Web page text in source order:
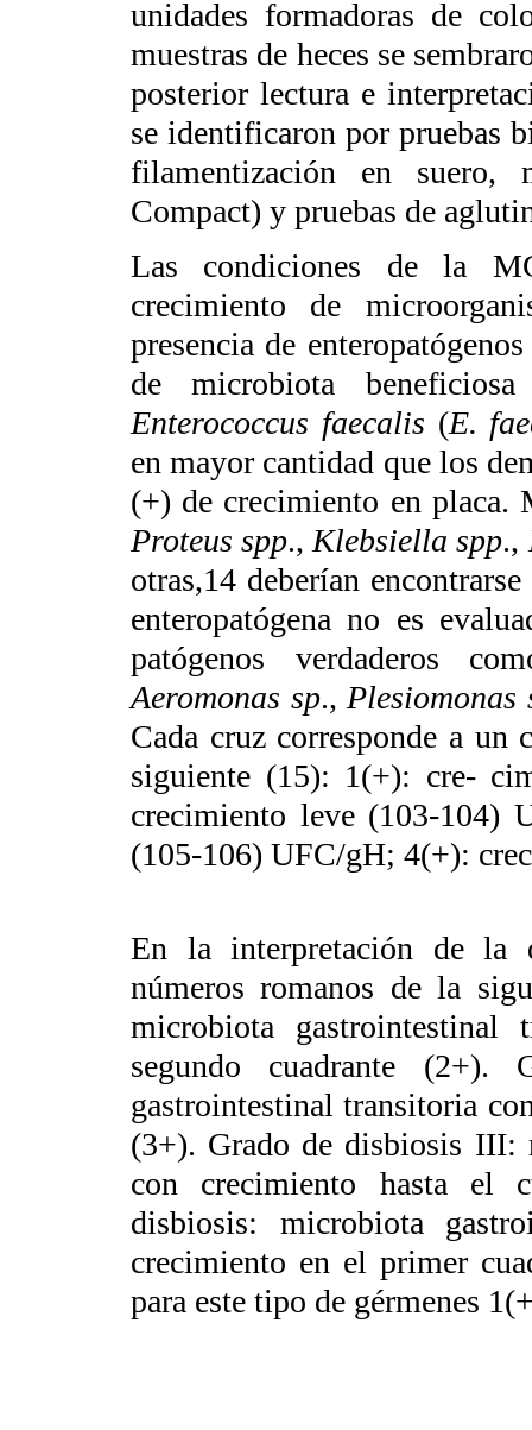
unidades formadoras de
muestras de heces se
posterior lectura e
se identificaron por pruebas
filamentización en suero,
Compact) y pruebas de
Las condiciones de la
crecimiento de
presencia de
de microbiota
Enterococcus faecalis (E.
en mayor cantidad que los
(+) de crecimiento en placa.
Proteus spp., Klebsiella spp.,
otras,14 deberían
enteropatógena no es
patógenos verdaderos
Aeromonas sp., Plesiomonas
Cada cruz corresponde a un
siguiente (15): 1(+): cre-
crecimiento leve (103-104)
(105-106) UFC/gH; 4(+):
En la interpretación de la
números romanos de la
microbiota gastrointestinal
segundo cuadrante
gastrointestinal transitoria
(3+). Grado de disbiosis III:
con crecimiento hasta el
disbiosis: microbiota
crecimiento en el primer
para este tipo de gérmenes